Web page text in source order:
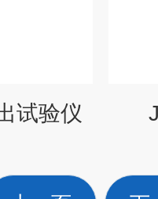
试验仪